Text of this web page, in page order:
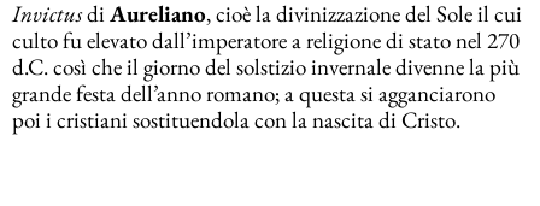
Invictusdi Aureliano, cioè la divinizzazione del Sole il cui
culto fu elevato dall’imperatore a religione di stato nel 270
d.C. così che il giorno del solstizio invernale divenne la più
grande festa dell’anno romano; a questa si agganciarono
poi i cristiani sostituendola con la nascita di Cristo.